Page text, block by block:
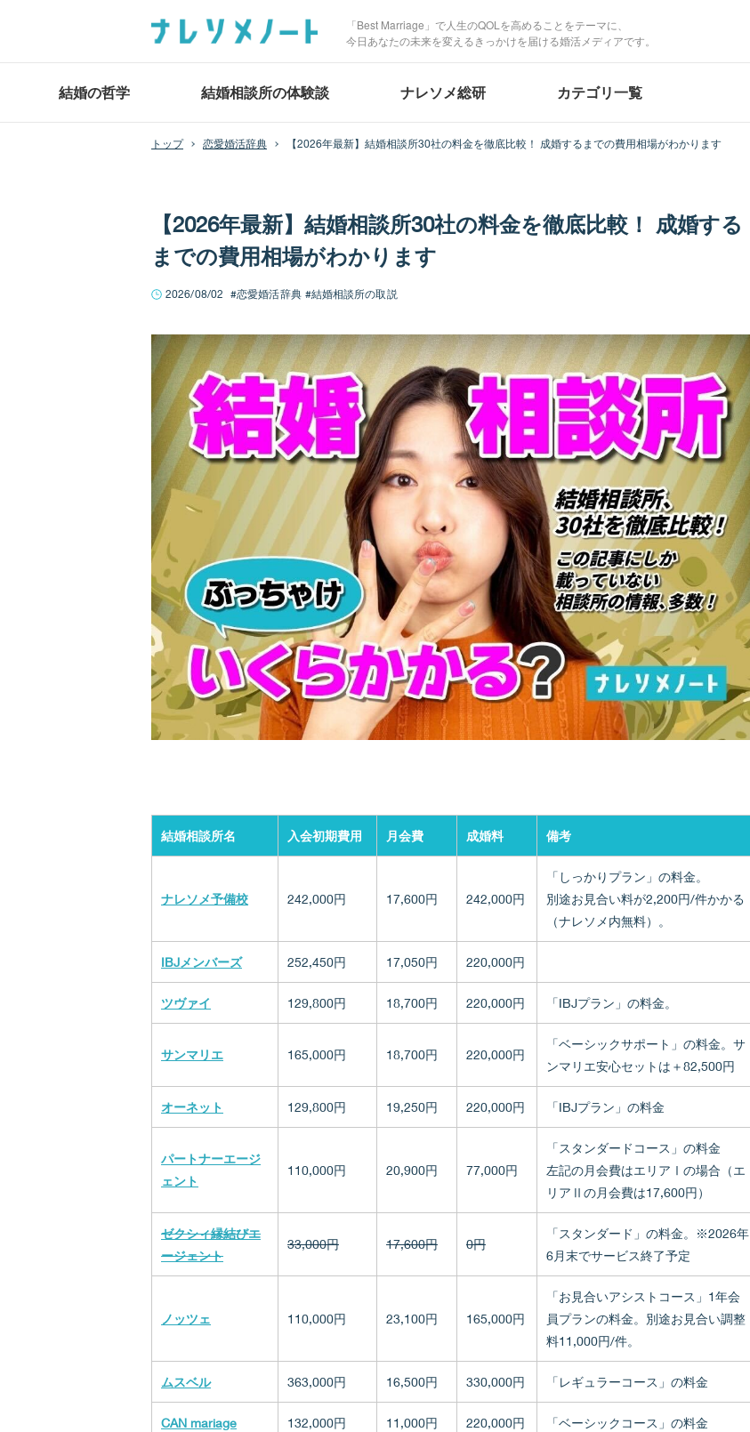
「Best Marriage」で人生のQOLを高めることをテーマに、
今日あなたの未来を変えるきっかけを届ける婚活メディアです。
結婚の哲学 結婚相談所の体験談 ナレソメ総研 カテゴリ一覧
恋愛婚活辞典 【2026年最新】結婚相談所30社の料金を徹底比較！ 成婚するまでの費用相場がわかります
【2026年最新】結婚相談所30社の料金を徹底比較！ 成婚する
までの費用相場がわかります
2026/08/02 恋愛婚活辞典 結婚相談所の取説
結婚相談所名 入会初期費用 月会費 成婚料 備考
ナレソメ予備校 242,000円 17,600円 242,000円
「しっかりプラン」の料金。
別途お見合い料が2,200円/件かかる
（ナレソメ内無料）。
IBJメンバーズ 252,450円 17,050円 220,000円
ツヴァイ 129,800円 18,700円 220,000円 「IBJプラン」の料金。
サンマリエ 165,000円 18,700円 220,000円
「ベーシックサポート」の料金。サ
ンマリエ安心セットは＋82,500円
オーネット 129,800円 19,250円 220,000円 「IBJプラン」の料金
パートナーエージ
ェント
110,000円 20,900円 77,000円
「スタンダードコース」の料金
左記の月会費はエリアⅠの場合（エ
リアⅡの月会費は17,600円）
ゼクシィ縁結びエ
ージェント
33,000円 17,600円 0円
「スタンダード」の料金。※2026年
6月末でサービス終了予定
ノッツェ 110,000円 23,100円 165,000円
「お見合いアシストコース」1年会
員プランの料金。別途お見合い調整
料11,000円/件。
ムスベル 363,000円 16,500円 330,000円 「レギュラーコース」の料金
CAN mariage 132,000円 11,000円 220,000円 「ベーシックコース」の料金